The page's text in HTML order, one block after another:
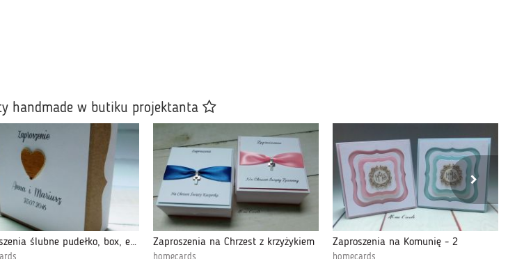
handmade w butiku projektanta
Zaproszenia ślubne pudełko, box, eko 2 Zaproszenia na Chrzest z krzyżykiem Zaproszenia na Komunię - 2